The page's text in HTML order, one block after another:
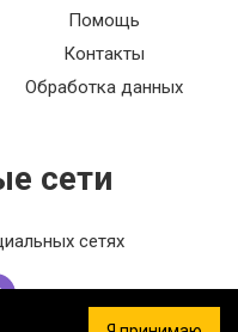
Помощь
Контакты
Обработка данных
сети
сетях